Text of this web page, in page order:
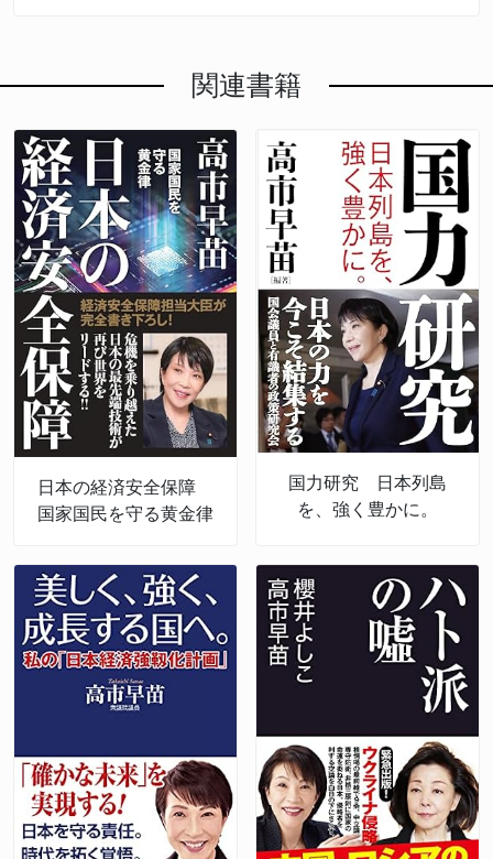
関連書籍
日本の経済安全保障
国家国民を守る黄金律
国力研究 日本列島
を、強く豊かに。